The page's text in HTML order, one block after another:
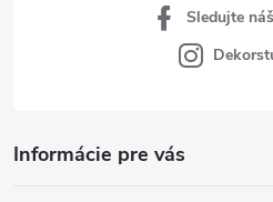
Informácie pre vás
Sledujte